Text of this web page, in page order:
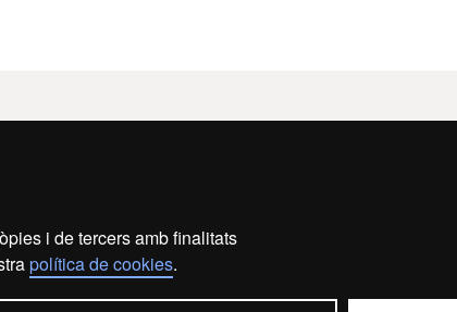
i de tercers amb finalitats
política de cookies.